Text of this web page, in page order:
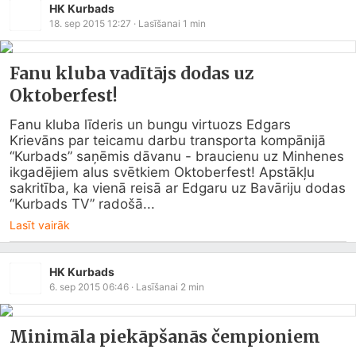
HK Kurbads
18. sep 2015 12:27 · Lasīšanai 1 min
Fanu kluba vadītājs dodas uz
Oktoberfest!
Fanu kluba līderis un bungu virtuozs Edgars
Krievāns par teicamu darbu transporta kompānijā
“Kurbads” saņēmis dāvanu - braucienu uz Minhenes
ikgadējiem alus svētkiem Oktoberfest! Apstākļu
sakritība, ka vienā reisā ar Edgaru uz Bavāriju dodas
“Kurbads TV” radošā...
Lasīt vairāk
HK Kurbads
6. sep 2015 06:46 · Lasīšanai 2 min
Minimāla piekāpšanās čempioniem